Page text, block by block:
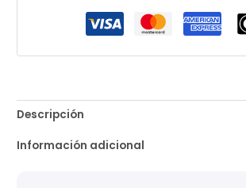
Descripción
Información adicional